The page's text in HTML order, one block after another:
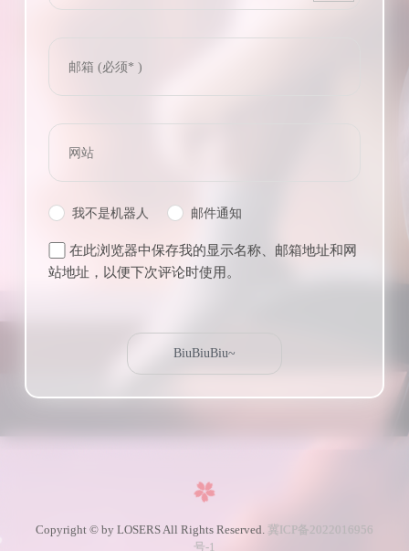
我不是机器人 邮件通知
在此浏览器中保存我的显示名称、邮箱地址和网
站地址，以便下次评论时使用。
Copyright © by LOSERS All Rights Reserved. 冀ICP备2022016956
号-1